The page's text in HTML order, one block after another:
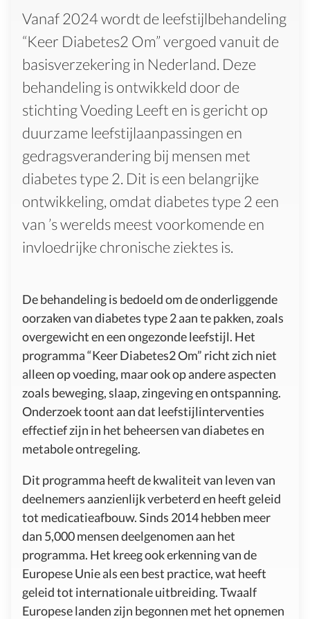
Vanaf 2024 wordt de leefstijlbehandeling
“Keer Diabetes2 Om” vergoed vanuit de
basisverzekering in Nederland. Deze
behandeling is ontwikkeld door de
stichting Voeding Leeft en is gericht op
duurzame leefstijlaanpassingen en
gedragsverandering bij mensen met
diabetes type 2. Dit is een belangrijke
ontwikkeling, omdat diabetes type 2 een
van ’s werelds meest voorkomende en
invloedrijke chronische ziektes is.
De behandeling is bedoeld om de onderliggende
oorzaken van diabetes type 2 aan te pakken, zoals
overgewicht en een ongezonde leefstijl. Het
programma “Keer Diabetes2 Om” richt zich niet
alleen op voeding, maar ook op andere aspecten
zoals beweging, slaap, zingeving en ontspanning.
Onderzoek toont aan dat leefstijlinterventies
effectief zijn in het beheersen van diabetes en
metabole ontregeling.
Dit programma heeft de kwaliteit van leven van
deelnemers aanzienlijk verbeterd en heeft geleid
tot medicatieafbouw. Sinds 2014 hebben meer
dan 5,000 mensen deelgenomen aan het
programma. Het kreeg ook erkenning van de
Europese Unie als een best practice, wat heeft
geleid tot internationale uitbreiding. Twaalf
Europese landen zijn begonnen met het opnemen